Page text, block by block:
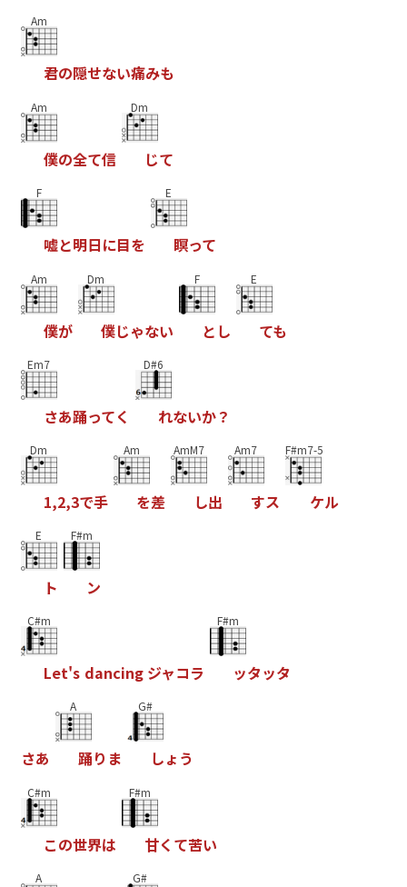
Am
君の隠せない痛みも
Am
僕の全て信
Dm
じて
F
嘘と明日に目を
E
瞑って
Am
僕が
Dm
僕じゃない
F
と し
E
ても
Em7
さあ踊ってく
D#6
れないか？
Dm
1,2,3で手
Am
を差
AmM7
し出
Am7
すス
F#m7-5
ケル
E
ト
F#m
ン
C#m
Let's dancing ジャコラ
F#m
ッタッタ
さあ
A
踊り ま
G#
しょ う
C#m
この世界は
F#m
甘く て苦い
A G#